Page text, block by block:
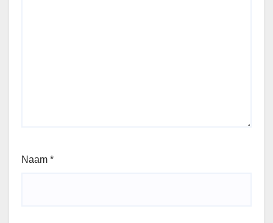
Naam *